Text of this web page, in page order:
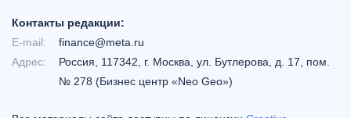
Контакты редакции:
E-mail:
finance@meta.ru
Адрес:
Россия, 117342, г. Москва, ул. Бутлерова, д. 17, пом.
№ 278 (Бизнес центр «Neo Geo»)